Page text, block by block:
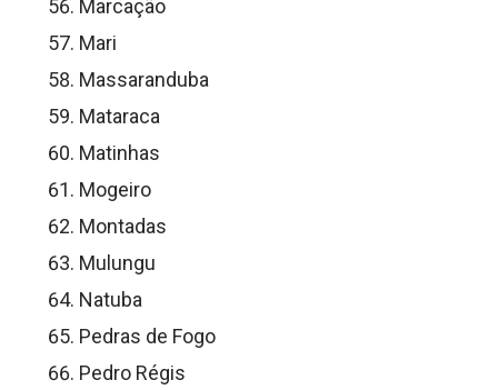
Marcação
Mari
Massaranduba
Mataraca
Matinhas
Mogeiro
Montadas
Mulungu
Natuba
Pedras de Fogo
Pedro Régis